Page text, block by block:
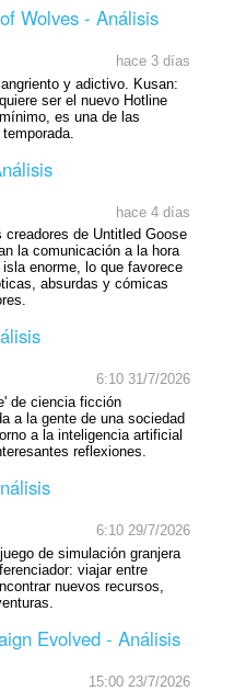
Wolves - Análisis
hace 3 días
y adictivo. Kusan:
ser el nuevo Hotline
es una de las
hace 4 días
creadores de Untitled Goose
la comunicación a la hora
enorme, lo que favorece
absurdas y cómicas
6:10 31/7/2026
de ciencia ficción
a la gente de una sociedad
a la inteligencia artificial
reflexiones.
6:10 29/7/2026
de simulación granjera
viajar entre
nuevos recursos,
Evolved - Análisis
15:00 23/7/2026